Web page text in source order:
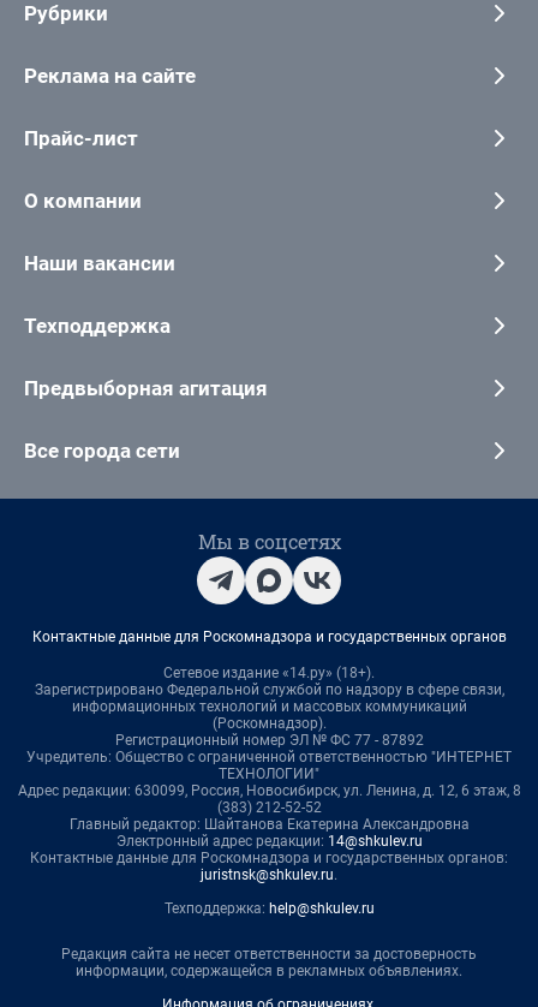
Рубрики
Реклама на сайте
Прайс-лист
О компании
Наши вакансии
Техподдержка
Предвыборная агитация
Все города сети
Мы в соцсетях
Контактные данные для Роскомнадзора и государственных органов
Сетевое издание «14.ру» (18+).
Зарегистрировано Федеральной службой по надзору в сфере связи,
информационных технологий и массовых коммуникаций
(Роскомнадзор).
Регистрационный номер ЭЛ № ФС 77 - 87892
Учредитель: Общество с ограниченной ответственностью "ИНТЕРНЕТ
ТЕХНОЛОГИИ"
Адрес редакции: 630099, Россия, Новосибирск, ул. Ленина, д. 12, 6 этаж, 8
(383) 212-52-52
Главный редактор: Шайтанова Екатерина Александровна
Электронный адрес редакции: 14@shkulev.ru
Контактные данные для Роскомнадзора и государственных органов:
juristnsk@shkulev.ru.
Техподдержка: help@shkulev.ru
Редакция сайта не несет ответственности за достоверность
информации, содержащейся в рекламных объявлениях.